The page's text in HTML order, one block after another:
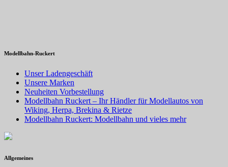
Modellbahn-Ruckert
Unser Ladengeschäft
Unsere Marken
Neuheiten Vorbestellung
Modellbahn Ruckert – Ihr Händler für Modellautos von
Wiking, Herpa, Brekina & Rietze
Modellbahn Ruckert: Modellbahn und vieles mehr
Allgemeines